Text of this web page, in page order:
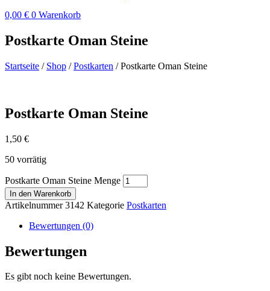
0,00 € 0 Warenkorb
Postkarte Oman Steine
Startseite / Shop /Postkarten / Postkarte Oman Steine
Postkarte Oman Steine
1,50 €
50 vorrätig
Postkarte Oman Steine Menge
In den Warenkorb
Artikelnummer3142 Kategorie Postkarten
Bewertungen (0)
Bewertungen
Es gibt noch keine Bewertungen.